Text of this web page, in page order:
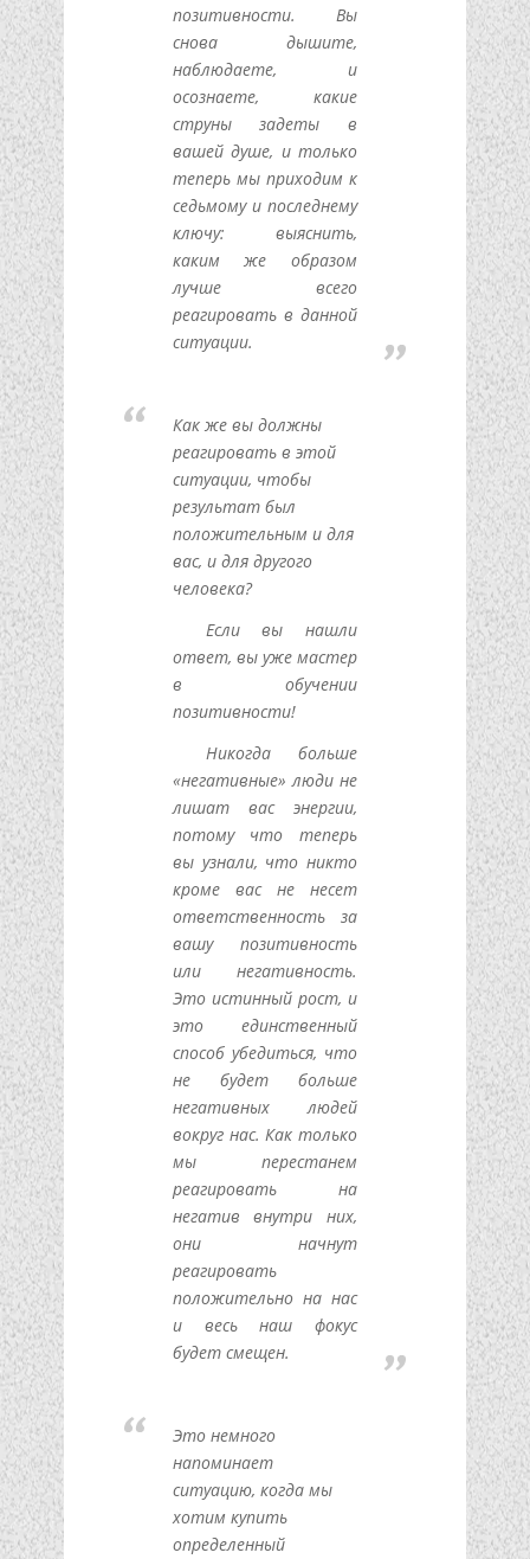
позитивности. Вы
снова дышите,
наблюдаете, и
осознаете, какие
струны задеты в
вашей душе, и только
теперь мы приходим к
седьмому и последнему
ключу: выяснить,
каким же образом
лучше всего
реагировать в данной
ситуации.
Как же вы должны
реагировать в этой
ситуации, чтобы
результат был
положительным и для
вас, и для другого
человека?
Если вы нашли
ответ, вы уже мастер
в обучении
позитивности!
Никогда больше
«негативные» люди не
лишат вас энергии,
потому что теперь
вы узнали, что никто
кроме вас не несет
ответственность за
вашу позитивность
или негативность.
Это истинный рост, и
это единственный
способ убедиться, что
не будет больше
негативных людей
вокруг нас. Как только
мы перестанем
реагировать на
негатив внутри них,
они начнут
реагировать
положительно на нас
и весь наш фокус
будет смещен.
Это немного
напоминает
ситуацию, когда мы
хотим купить
определенный